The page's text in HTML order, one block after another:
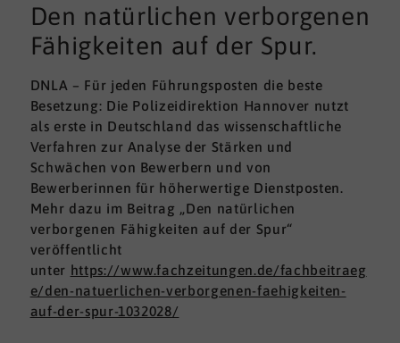
Den natürlichen verborgenen
Fähigkeiten auf der Spur.
DNLA – Für jeden Führungsposten die beste
Besetzung: Die Polizeidirektion Hannover nutzt
als erste in Deutschland das wissenschaftliche
Verfahren zur Analyse der Stärken und
Schwächen von Bewerbern und von
Bewerberinnen für höherwertige Dienstposten.
Mehr dazu im Beitrag „Den natürlichen
verborgenen Fähigkeiten auf der Spur“
veröffentlicht
unter https://www.fachzeitungen.de/fachbeitraeg
e/den-natuerlichen-verborgenen-faehigkeiten-
auf-der-spur-1032028/